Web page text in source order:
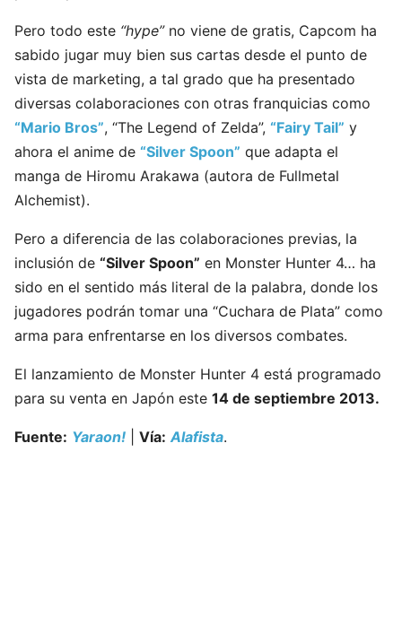
Pero todo este “hype” no viene de gratis, Capcom ha
sabido jugar muy bien sus cartas desde el punto de
vista de marketing, a tal grado que ha presentado
diversas colaboraciones con otras franquicias como
“Mario Bros”, “The Legend of Zelda”, “Fairy Tail” y
ahora el anime de “Silver Spoon” que adapta el
manga de Hiromu Arakawa (autora de Fullmetal
Alchemist).
Pero a diferencia de las colaboraciones previas, la
inclusión de “Silver Spoon” en Monster Hunter 4… ha
sido en el sentido más literal de la palabra, donde los
jugadores podrán tomar una “Cuchara de Plata” como
arma para enfrentarse en los diversos combates.
El lanzamiento de Monster Hunter 4 está programado
para su venta en Japón este 14 de septiembre 2013.
Fuente: Yaraon! Vía: Alafista.